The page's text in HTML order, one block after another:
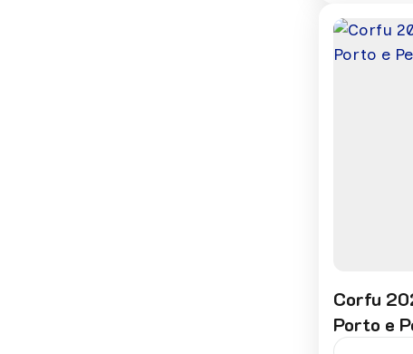
Corfu
Porto e